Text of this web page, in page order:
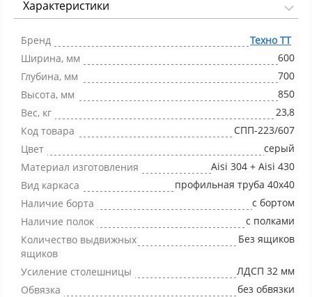
Характеристики
Бренд
Техно ТТ
Ширина, мм
600
Глубина, мм
700
Высота, мм
850
Вес, кг
23,8
Код товара
СПП-223/607
Цвет
серый
Материал изготовления
Aisi 304 + Aisi 430
Вид каркаса
профильная труба 40х40
Наличие борта
с бортом
Наличие полок
с полками
Количество выдвижных
ящиков
Без ящиков
Усиление столешницы
ЛДСП 32 мм
Обвязка
без обвязки